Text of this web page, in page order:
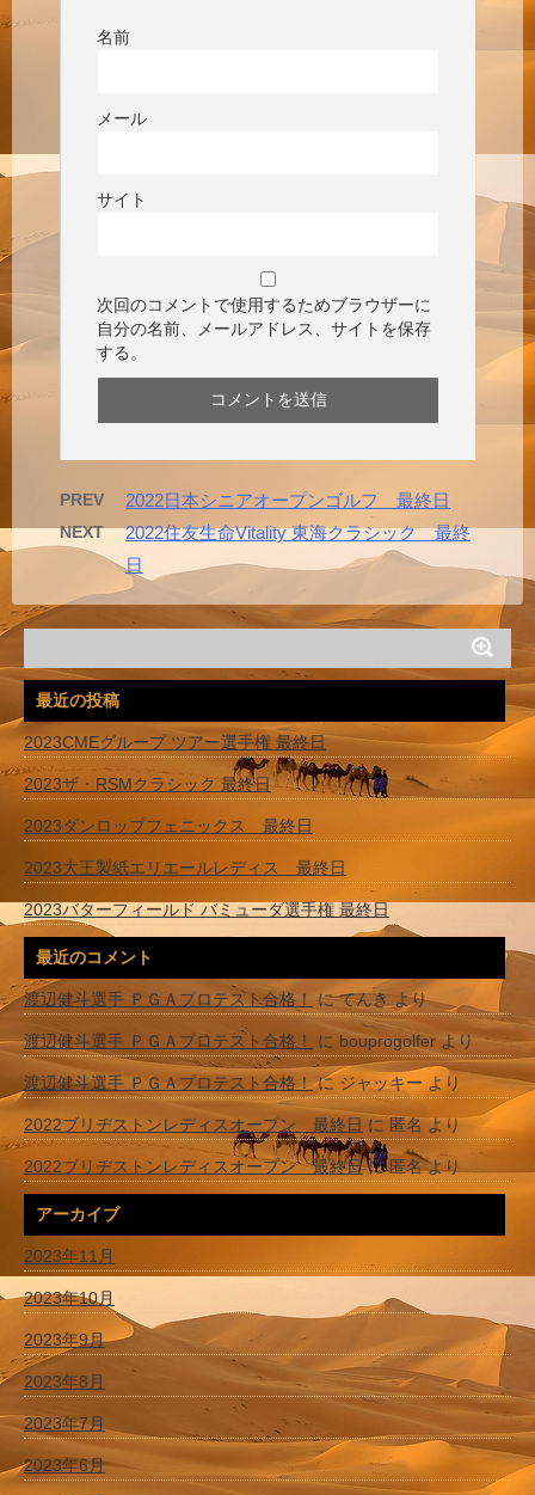
名前
メール
サイト
次回のコメントで使用するためブラウザーに
自分の名前、メールアドレス、サイトを保存
する。
PREV 2022日本シニアオープンゴルフ 最終日
NEXT
2022住友生命Vitality 東海クラシック 最終
日
最近の投稿
2023CMEグループ ツアー選手権 最終日
2023ザ・RSMクラシック 最終日
2023ダンロップフェニックス 最終日
2023大王製紙エリエールレディス 最終日
2023バターフィールド バミューダ選手権 最終日
最近のコメント
渡辺健斗選手 ＰＧＡプロテスト合格！ にてんきより
渡辺健斗選手 ＰＧＡプロテスト合格！ に bouprogolfer より
渡辺健斗選手 ＰＧＡプロテスト合格！に ジャッキー より
2022ブリヂストンレディスオープン 最終日 に 匿名より
2022ブリヂストンレディスオープン 最終日に匿名より
アーカイブ
2023年11月
2023年10月
2023年9月
2023年8月
2023年7月
2023年6月